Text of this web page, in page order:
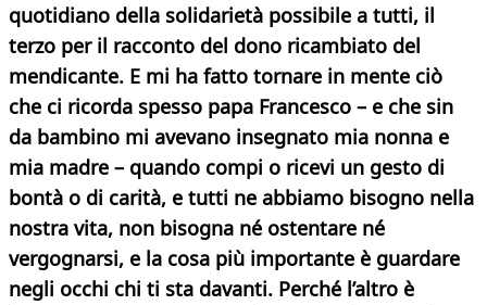
quotidiano della solidarietà possibile a tutti, il
terzo per il racconto del dono ricambiato del
mendicante. E mi ha fatto tornare in mente ciò
che ci ricorda spesso papa Francesco – e che sin
da bambino mi avevano insegnato mia nonna e
mia madre – quando compi o ricevi un gesto di
bontà o di carità, e tutti ne abbiamo bisogno nella
nostra vita, non bisogna né ostentare né
vergognarsi, e la cosa più importante è guardare
negli occhi chi ti sta davanti. Perché l’altro è